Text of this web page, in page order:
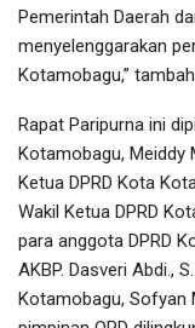
Pemerintah Daerah
menyelenggarakan
Kotamobagu,”
Rapat Paripurna ini
Kotamobagu, Meiddy
Ketua DPRD Kota
Wakil Ketua DPRD
para anggota DPRD
AKBP. Dasveri Abdi.,
Kotamobagu, Sofyan